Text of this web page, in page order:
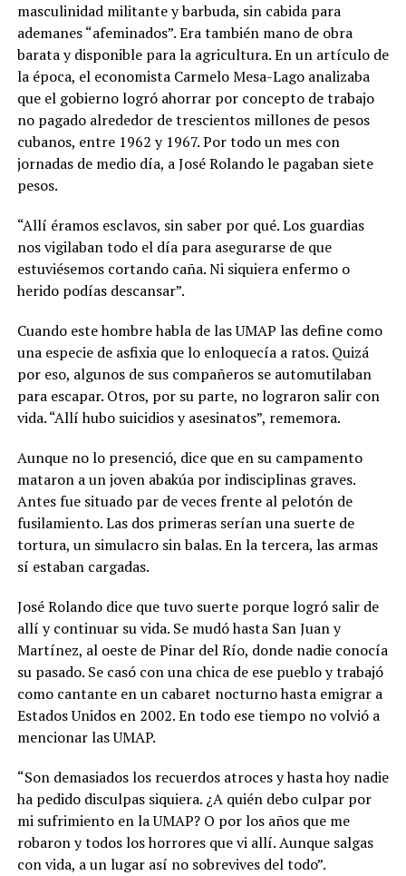
masculinidad militante y barbuda, sin cabida para
ademanes “afeminados”. Era también mano de obra
barata y disponible para la agricultura. En un artículo de
la época, el economista Carmelo Mesa-Lago analizaba
que el gobierno logró ahorrar por concepto de trabajo
no pagado alrededor de trescientos millones de pesos
cubanos, entre 1962 y 1967. Por todo un mes con
jornadas de medio día, a José Rolando le pagaban siete
pesos.
“Allí éramos esclavos, sin saber por qué. Los guardias
nos vigilaban todo el día para asegurarse de que
estuviésemos cortando caña. Ni siquiera enfermo o
herido podías descansar”.
Cuando este hombre habla de las UMAP las define como
una especie de asfixia que lo enloquecía a ratos. Quizá
por eso, algunos de sus compañeros se automutilaban
para escapar. Otros, por su parte, no lograron salir con
vida. “Allí hubo suicidios y asesinatos”, rememora.
Aunque no lo presenció, dice que en su campamento
mataron a un joven abakúa por indisciplinas graves.
Antes fue situado par de veces frente al pelotón de
fusilamiento. Las dos primeras serían una suerte de
tortura, un simulacro sin balas. En la tercera, las armas
sí estaban cargadas.
José Rolando dice que tuvo suerte porque logró salir de
allí y continuar su vida. Se mudó hasta San Juan y
Martínez, al oeste de Pinar del Río, donde nadie conocía
su pasado. Se casó con una chica de ese pueblo y trabajó
como cantante en un cabaret nocturno hasta emigrar a
Estados Unidos en 2002. En todo ese tiempo no volvió a
mencionar las UMAP.
“Son demasiados los recuerdos atroces y hasta hoy nadie
ha pedido disculpas siquiera. ¿A quién debo culpar por
mi sufrimiento en la UMAP? O por los años que me
robaron y todos los horrores que vi allí. Aunque salgas
con vida, a un lugar así no sobrevives del todo”.